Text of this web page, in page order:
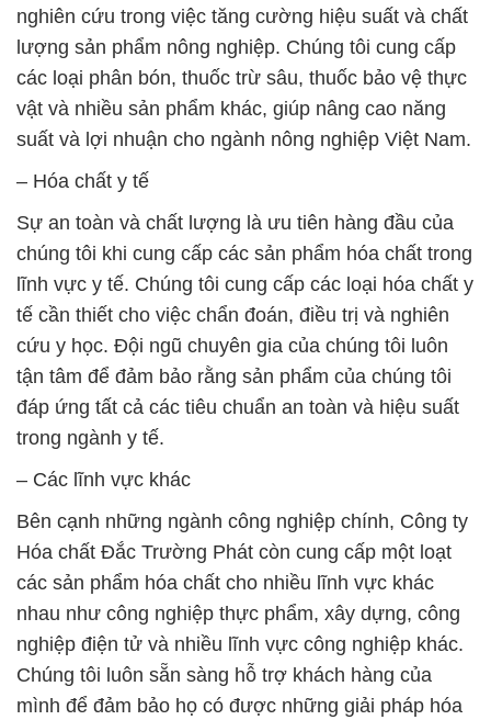
nghiên cứu trong việc tăng cường hiệu suất và chất
lượng sản phẩm nông nghiệp. Chúng tôi cung cấp
các loại phân bón, thuốc trừ sâu, thuốc bảo vệ thực
vật và nhiều sản phẩm khác, giúp nâng cao năng
suất và lợi nhuận cho ngành nông nghiệp Việt Nam.
– Hóa chất y tế
Sự an toàn và chất lượng là ưu tiên hàng đầu của
chúng tôi khi cung cấp các sản phẩm hóa chất trong
lĩnh vực y tế. Chúng tôi cung cấp các loại hóa chất y
tế cần thiết cho việc chẩn đoán, điều trị và nghiên
cứu y học. Đội ngũ chuyên gia của chúng tôi luôn
tận tâm để đảm bảo rằng sản phẩm của chúng tôi
đáp ứng tất cả các tiêu chuẩn an toàn và hiệu suất
trong ngành y tế.
– Các lĩnh vực khác
Bên cạnh những ngành công nghiệp chính, Công ty
Hóa chất Đắc Trường Phát còn cung cấp một loạt
các sản phẩm hóa chất cho nhiều lĩnh vực khác
nhau như công nghiệp thực phẩm, xây dựng, công
nghiệp điện tử và nhiều lĩnh vực công nghiệp khác.
Chúng tôi luôn sẵn sàng hỗ trợ khách hàng của
mình để đảm bảo họ có được những giải pháp hóa